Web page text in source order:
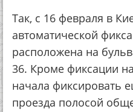
Так, с 16 февраля в
автоматической
расположена на
36. Кроме фиксации
начала фиксировать
проезда полосой